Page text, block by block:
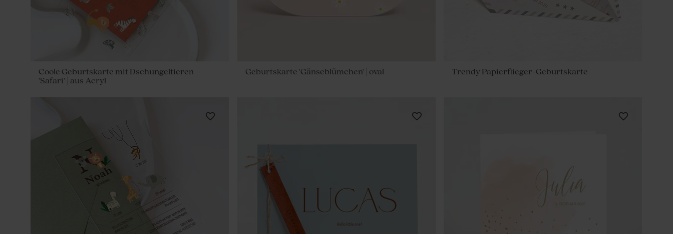
Coole Geburtskarte mit Dschungeltieren
'Safari' | aus Acryl
Geburtskarte 'Gänseblümchen' | oval Trendy Papierflieger-Geburtskarte